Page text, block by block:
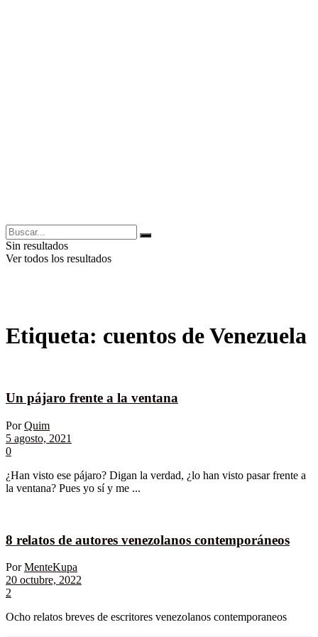
Sin resultados
Ver todos los resultados
Etiqueta: cuentos de Venezuela
Un pájaro frente a la ventana
Por Quim
5 agosto, 2021
0
¿Han visto ese pájaro? Digan la verdad, ¿lo han visto pasar frente a
la ventana? Pues yo sí y me ...
8 relatos de autores venezolanos contemporáneos
Por MenteKupa
20 octubre, 2022
2
Ocho relatos breves de escritores venezolanos contemporaneos